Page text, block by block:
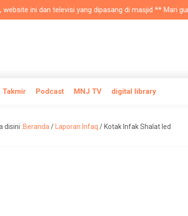
ini dan televisi yang dipasang di masjid ** Mari
Takmir Podcast MNJ TV digital library
disini :Beranda / Laporan Infaq / Kotak Infak Shalat Ied